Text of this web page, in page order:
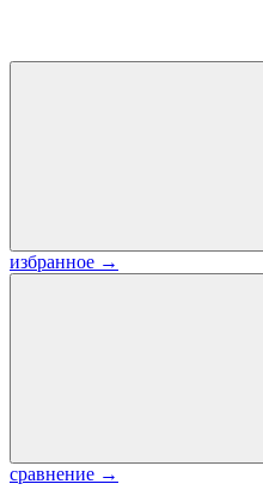
избранное →
сравнение →